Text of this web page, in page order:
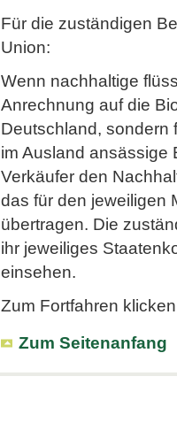
Für die zuständigen
Union:
Wenn nachhaltige
Anrechnung auf die
Deutschland, sondern
im Ausland ansässige
Verkäufer den
das für den jeweiligen
übertragen. Die
ihr jeweiliges
einsehen.
Zum Fortfahren
Zum Seitenanfang